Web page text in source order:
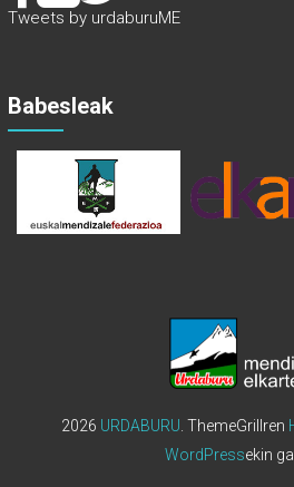
Tweets by urdaburuME
Babesleak
2026 URDABURU . ThemeGrillren
WordPressekin